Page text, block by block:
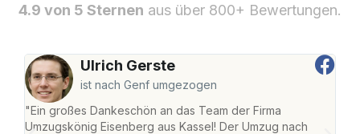
4.9 von 5 Sternen aus über 800+ Bewertungen.
Ulrich Gerste
ist nach Genf umgezogen
"Ein großes Dankeschön an das Team der Firma
Umzugskönig Eisenberg aus Kassel! Der Umzug nach